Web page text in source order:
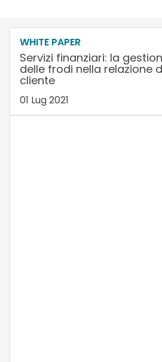
WHITE PAPER
Servizi finanziari: la
delle frodi nella relazione
cliente
01 Lug 2021